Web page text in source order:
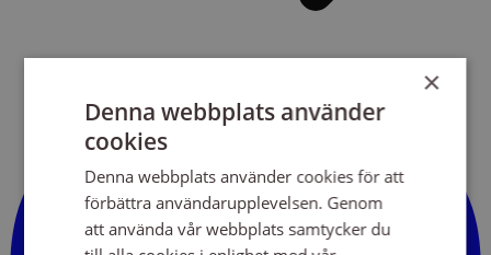
×
Denna webbplats använder
cookies
Denna webbplats använder cookies för att
förbättra användarupplevelsen. Genom
att använda vår webbplats samtycker du